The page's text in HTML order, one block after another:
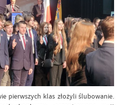
pierwszych klas złożyli ślubowanie.